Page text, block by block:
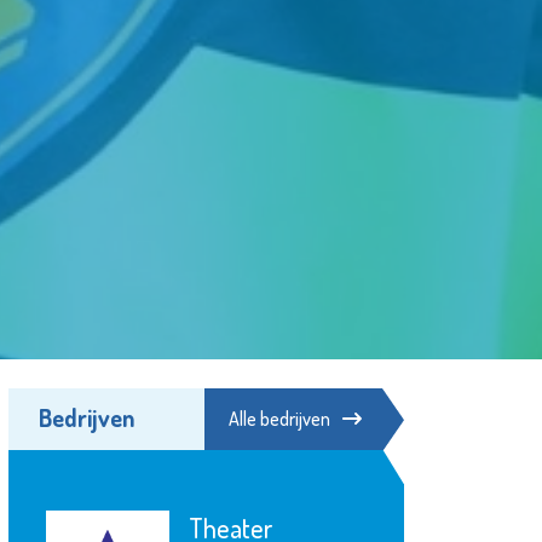
Bedrijven Alle bedrijven
MenL Adviseurs